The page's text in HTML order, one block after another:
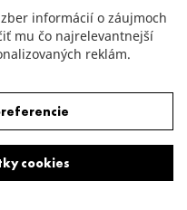
10
republika
informácií o záujmoch
mu čo najrelevantnejší
reklám.
cookies
cookies